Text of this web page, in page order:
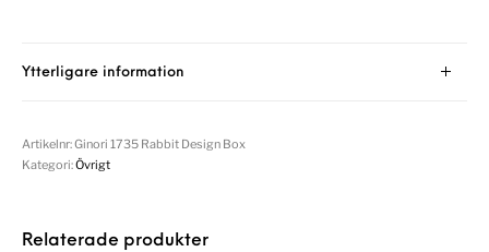
Ytterligare information
Artikelnr:Ginori 1735 Rabbit Design Box
Kategori:Övrigt
Relaterade produkter